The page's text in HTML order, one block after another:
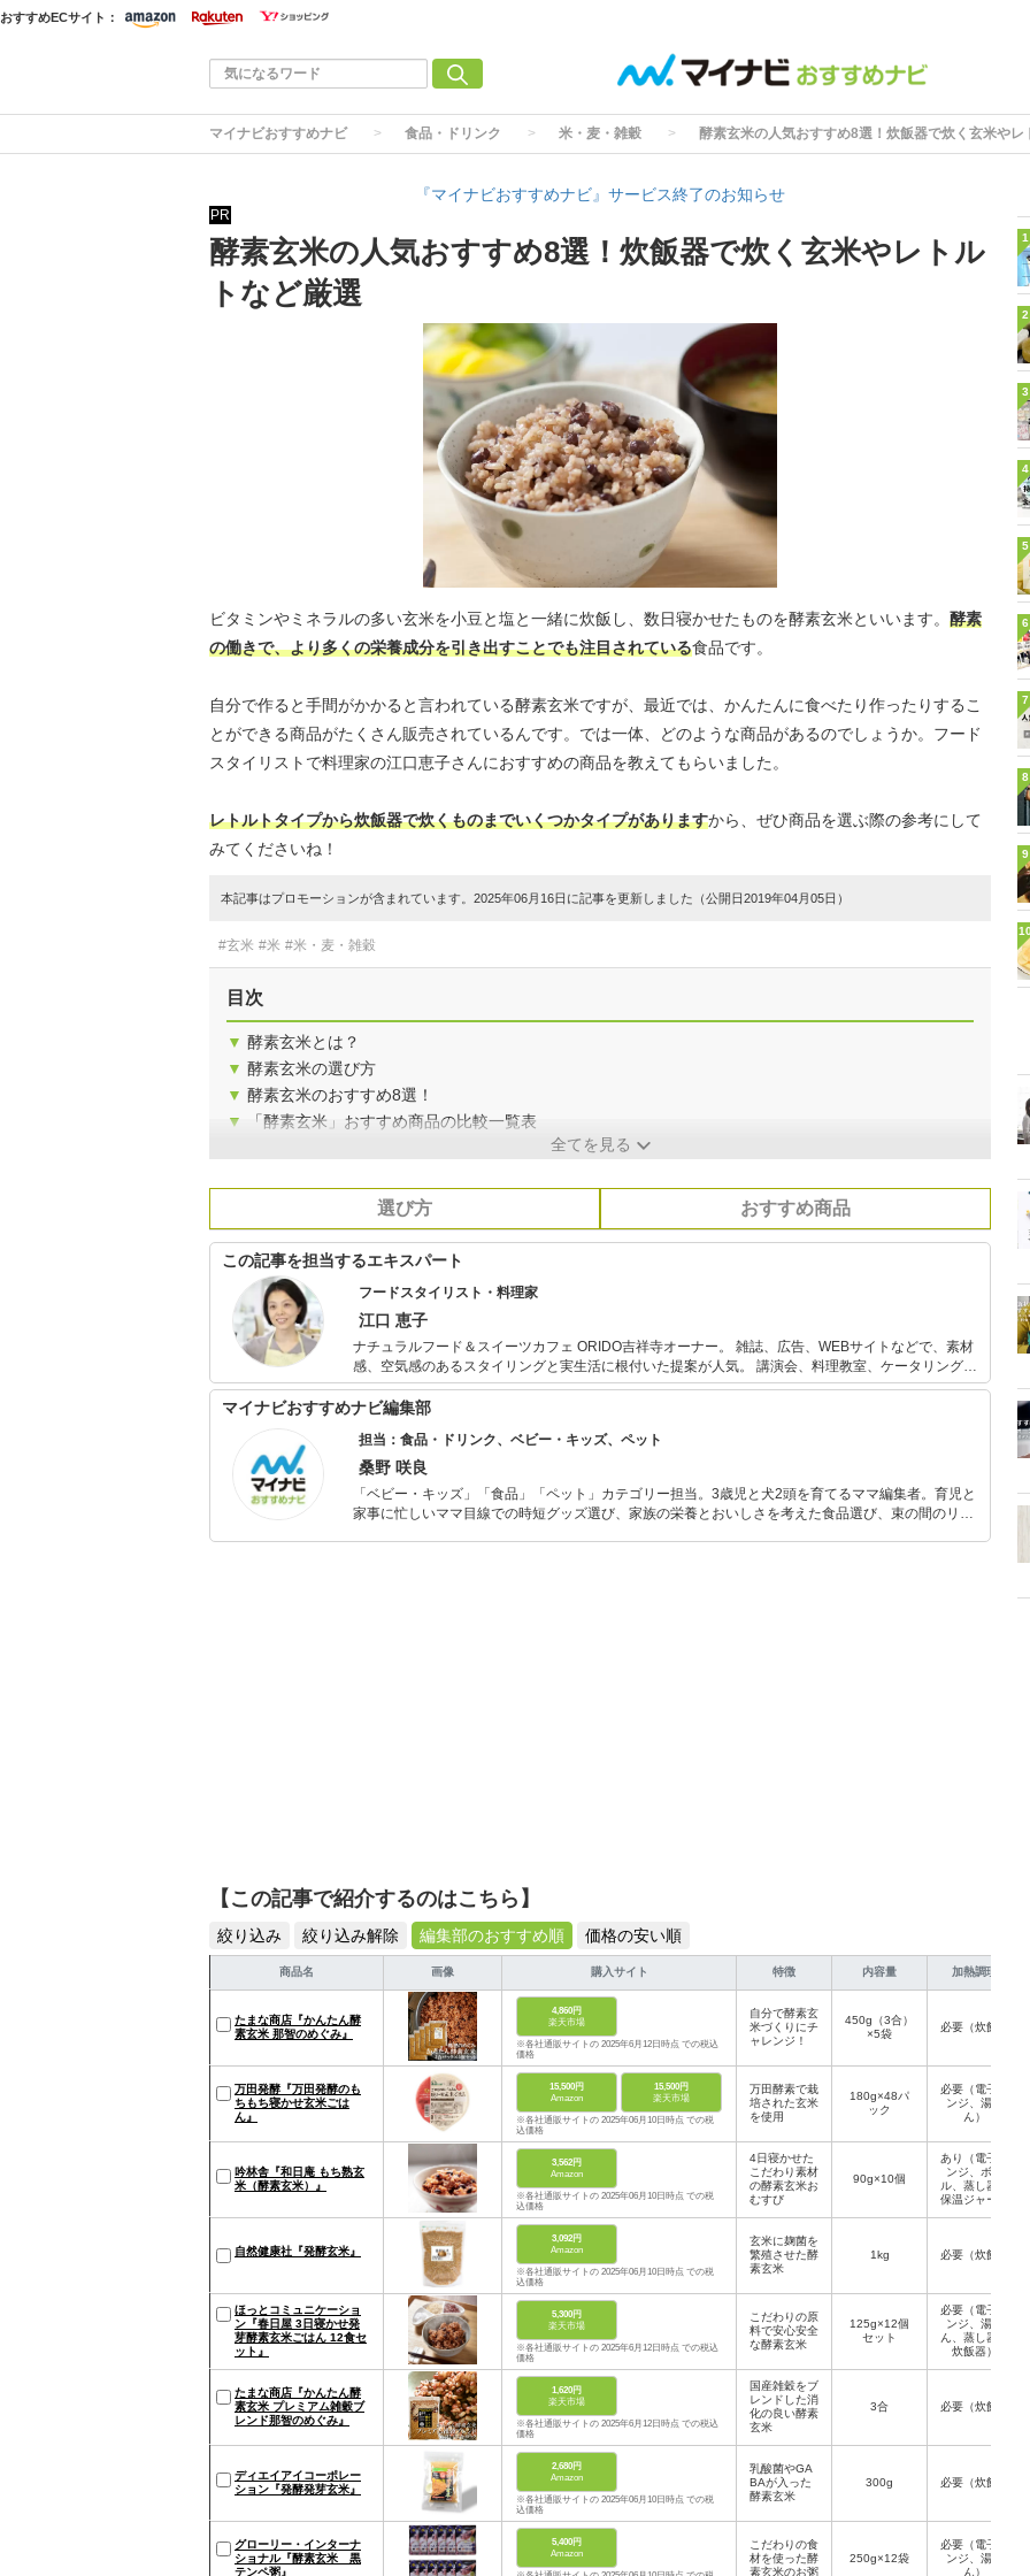
おすすめECサイト：
マイナビおすすめナビ 食品・ドリンク 米・麦・雑穀 酵素玄米の人気おすすめ8選！炊飯器で炊く玄米やレ
『マイナビおすすめナビ』サービス終了のお知らせ
PR
酵素玄米の人気おすすめ8選！炊飯器で炊く玄米やレトル
トなど厳選
ビタミンやミネラルの多い玄米を小豆と塩と一緒に炊飯し、数日寝かせたものを酵素玄米といいます。 酵素
の働きで、より多くの栄養成分を引き出すことでも注目されている食品です。
自分で作ると手間がかかると言われている酵素玄米ですが、最近では、かんたんに食べたり作ったりするこ
とができる商品がたくさん販売されているんです。では一体、どのような商品があるのでしょうか。フード
スタイリストで料理家の江口恵子さんにおすすめの商品を教えてもらいました。
レトルトタイプから炊飯器で炊くものまでいくつかタイプがありますから、ぜひ商品を選ぶ際の参考にして
みてくださいね！
本記事はプロモーションが含まれています。2025年06月16日に記事を更新しました（公開日2019年04月05日）
#玄米 #米 #米・麦・雑穀
目次
▼ 酵素玄米とは？
▼ 酵素玄米の選び方
▼ 酵素玄米のおすすめ8選！
▼
「酵素玄米」おすすめ商品の比較一覧表
全てを見る
選び方 おすすめ商品
この記事を担当するエキスパート
フードスタイリスト・料理家
江口 恵子
ナチュラルフード＆スイーツカフェ ORIDO吉祥寺オーナー。 雑誌、広告、WEBサイトなどで、素材
感、空気感のあるスタイリングと実生活に根付いた提案が人気。 講演会、料理教室、ケータリング、
カフェとあらゆるシチュエーションで野菜たっぷりのおいしくて体に優しい料理を伝えるべく活動
中。
マイナビおすすめナビ編集部
担当：食品・ドリンク、ベビー・キッズ、ペット
桑野 咲良
「ベビー・キッズ」「食品」「ペット」カテゴリー担当。3歳児と犬2頭を育てるママ編集者。育児と
家事に忙しいママ目線での時短グッズ選び、家族の栄養とおいしさを考えた食品選び、束の間のリラ
【この記事で紹介するのはこちら】
絞り込み 絞り込み解除 編集部のおすすめ順 価格の安い順
商品名 画像 購入サイト 特徴 内容量 加熱調理
たまな商店『かんたん酵
素玄米 那智のめぐみ』
4,860円
楽天市場
※各社通販サイトの 2025年6月12日時点 での税込
価格
自分で酵素玄
米づくりにチ
ャレンジ！
450g（3合）
×5袋
必要（炊飯）
万田発酵『万田発酵のも
ちもち寝かせ玄米ごは
ん』
15,500円
Amazon
15,500円
楽天市場
※各社通販サイトの 2025年06月10日時点 での税
込価格
万田酵素で栽
培された玄米
を使用
180g×48パ
ック
必要（電子レ
ンジ、湯せ
ん）
吟林舎『和日庵 もち熟玄
米（酵素玄米）』
3,562円
Amazon
※各社通販サイトの 2025年06月10日時点 での税
込価格
4日寝かせた
こだわり素材
の酵素玄米お
むすび
90g×10個
あり（電子レ
ンジ、ボイ
ル、蒸し器、
保温ジャー、
自然健康社『発酵玄米』
3,092円
Amazon
※各社通販サイトの 2025年06月10日時点 での税
込価格
玄米に麹菌を
繁殖させた酵
素玄米
1kg 必要（炊飯）
ほっとコミュニケーショ
ン『春日屋 3日寝かせ発
芽酵素玄米ごはん 12食セ
ット』
5,300円
楽天市場
※各社通販サイトの 2025年6月12日時点 での税込
価格
こだわりの原
料で安心安全
な酵素玄米
125g×12個
セット
必要（電子レ
ンジ、湯せ
ん、蒸し器、
炊飯器）
たまな商店『かんたん酵
素玄米 プレミアム雑穀ブ
レンド那智のめぐみ』
1,620円
楽天市場
※各社通販サイトの 2025年6月12日時点 での税込
価格
国産雑穀をブ
レンドした消
化の良い酵素
玄米
3合 必要（炊飯）
ディエイアイコーポレー
ション『発酵発芽玄米』
2,680円
Amazon
※各社通販サイトの 2025年06月10日時点 での税
込価格
乳酸菌やGA
BAが入った
酵素玄米
300g 必要（炊飯）
グローリー・インターナ
ショナル『酵素玄米 黒
テンペ粥』
5,400円
Amazon
こだわりの食
材を使った酵
素玄米のお粥
250g×12袋
必要（電子レ
ンジ、湯せ
ん）
1
2
3
4
5
6
7
8
9